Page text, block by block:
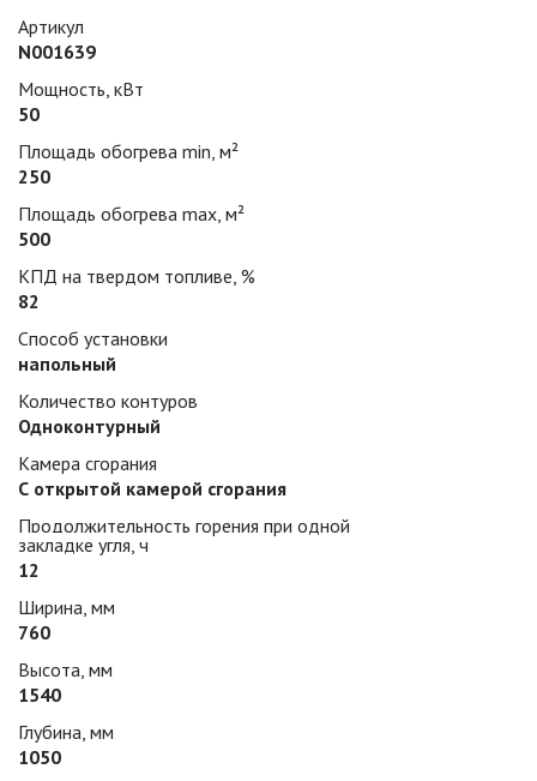
Артикул
N001639
Мощность, кВт
50
Площадь обогрева min, м²
250
Площадь обогрева max, м²
500
КПД на твердом топливе, %
82
Способ установки
напольный
Количество контуров
Одноконтурный
Камера сгорания
С открытой камерой сгорания
Продолжительность горения при одной
закладке угля, ч
12
Ширина, мм
760
Высота, мм
1540
Глубина, мм
1050